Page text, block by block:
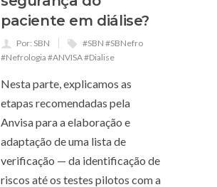
paciente em diálise?
Por: SBN
#SBN #SBNefro
#Nefrologia #ANVISA #Dialise
Nesta parte, explicamos as
etapas recomendadas pela
Anvisa para a elaboração e
adaptação de uma lista de
verificação — da identificação de
riscos até os testes pilotos com a